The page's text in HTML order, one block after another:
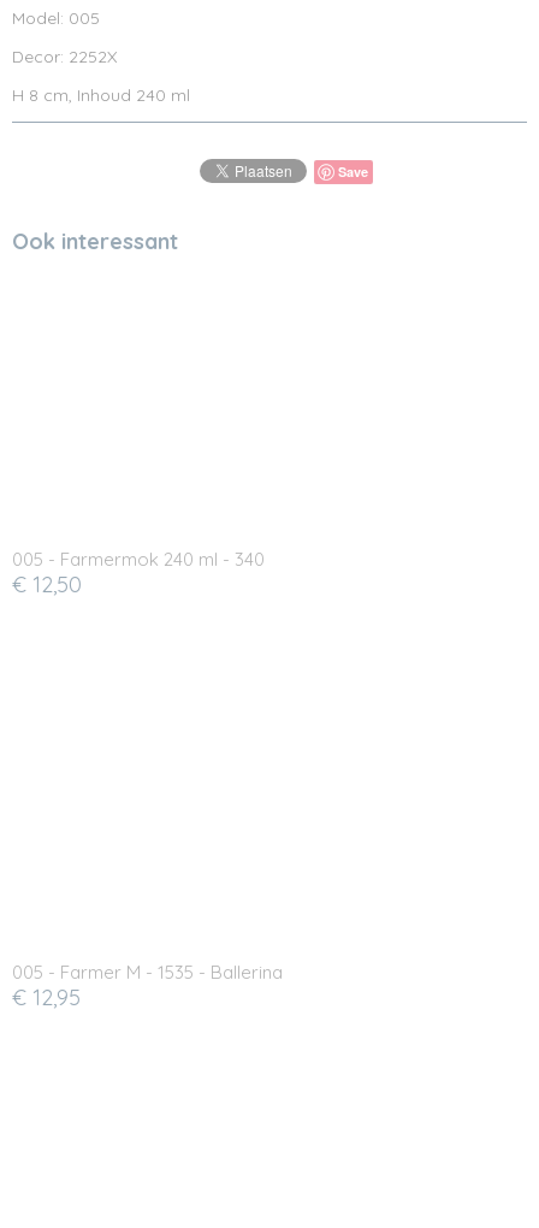
Model: 005
Decor: 2252X
H 8 cm, Inhoud 240 ml
Save
Ook interessant
005 - Farmermok 240 ml - 340
€ 12,50
005 - Farmer M - 1535 - Ballerina
€ 12,95